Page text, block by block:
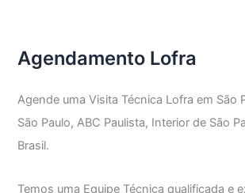
Agendamento Lofra
Agende uma Visita Técnica Lofra em São
São Paulo, ABC Paulista, Interior de São
Brasil.
Temos uma Equipe Técnica qualificada e